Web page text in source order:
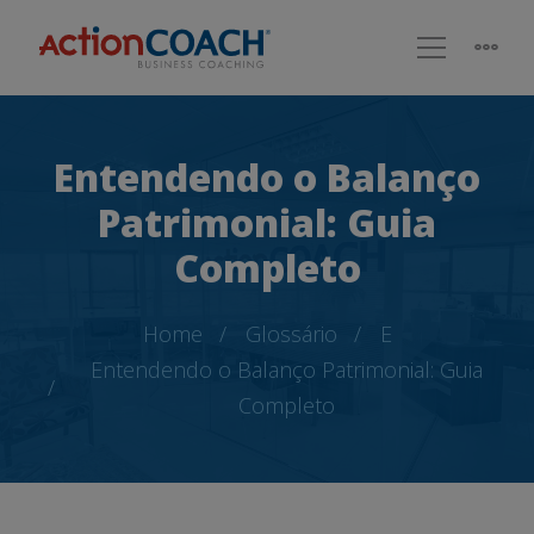
Entendendo o Balanço
Patrimonial: Guia
Completo
Home Glossário
E
Entendendo o Balanço Patrimonial: Guia
Completo